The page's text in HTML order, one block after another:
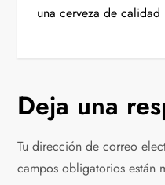
v
a
c
i
una cerveza de calidad
Deja una
Tu dirección de correo
campos obligatorios están